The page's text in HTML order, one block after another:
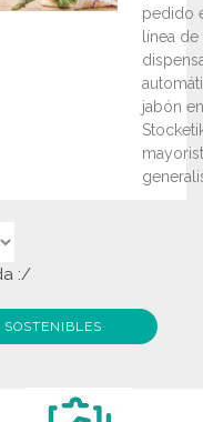
pedido
línea de
jabón en
:/
SOSTENIBLES